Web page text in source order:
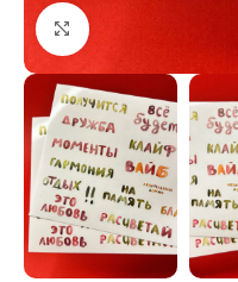
Нажмите, чтобы